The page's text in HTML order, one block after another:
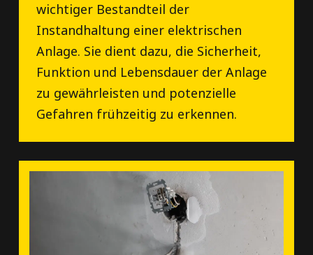
wichtiger Bestandteil der
Instandhaltung einer elektrischen
Anlage. Sie dient dazu, die Sicherheit,
Funktion und Lebensdauer der Anlage
zu gewährleisten und potenzielle
Gefahren frühzeitig zu erkennen.